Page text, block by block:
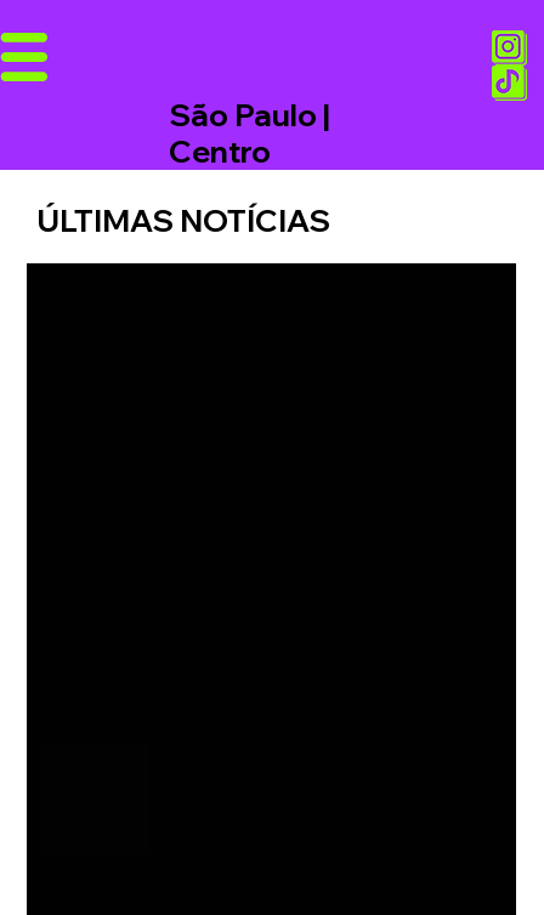
São Paulo |
Centro
ÚLTIMAS NOTÍCIAS